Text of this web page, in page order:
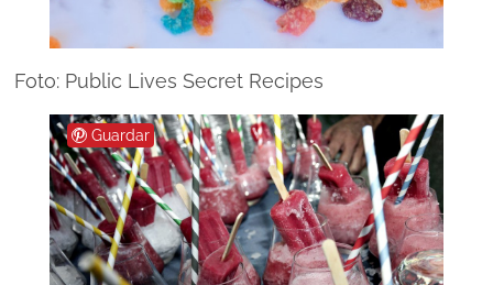
Foto: Public Lives Secret Recipes
Guardar